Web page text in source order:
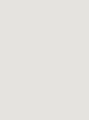
Klöckner (CDU), nu